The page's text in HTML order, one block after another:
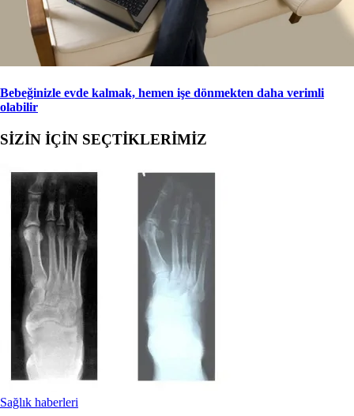
Bebeğinizle evde kalmak, hemen işe dönmekten daha verimli
olabilir
SİZİN İÇİN SEÇTİKLERİMİZ
Sağlık haberleri